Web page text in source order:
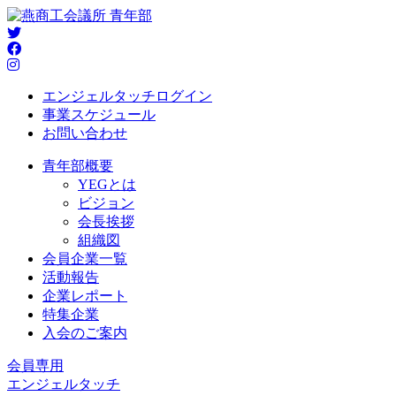
エンジェルタッチログイン
事業スケジュール
お問い合わせ
青年部概要
YEGとは
ビジョン
会長挨拶
組織図
会員企業一覧
活動報告
企業レポート
特集企業
入会のご案内
会員専用
エンジェルタッチ